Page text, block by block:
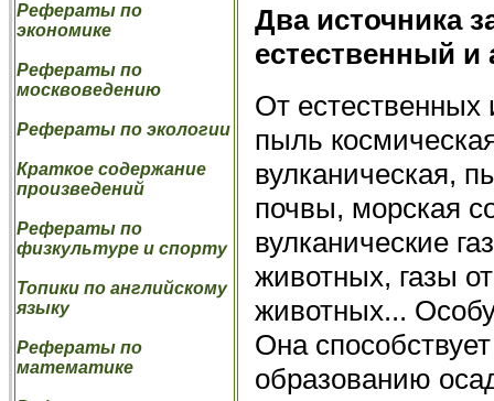
Рефераты по
экономике
Рефераты по
москвоведению
Рефераты по экологии
Краткое содержание
произведений
Рефераты по
физкультуре и спорту
Топики по английскому
языку
Рефераты по
математике
Два источника
естественный
От естественных
пыль
вулканическая,
почвы, морская
вулканические
животных, газы
животных...
Она
образованию